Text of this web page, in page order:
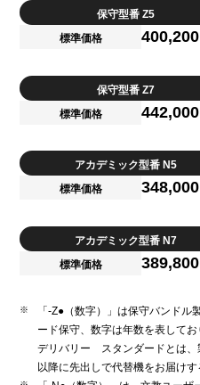
保守型番 Z5
標準価格
保守型番 Z7
標準価格
アカデミック型番 N5
標準価格
アカデミック型番 N7
標準価格
「-Z●（数字）」は保守バンド
ード保守、数字は年数を表してお
デリバリー スタンダードとは、
以降に先出しで代替機をお届けす